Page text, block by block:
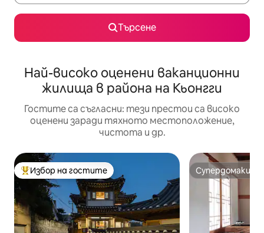
Търсене
Най-високо оценени ваканционни
жилища в района на Кьонгги
Гостите са съгласни: тези престои са високо
оценени заради тяхното местоположение,
чистота и др.
Най-популярен избор на гостите
Избор на гостите Супердомакин
Супердомакин